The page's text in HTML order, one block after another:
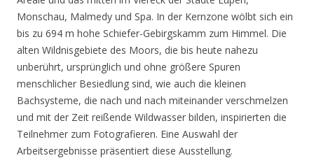
Monschau, Malmedy und Spa. In der Kernzone wölbt sich ein
bis zu 694 m hohe Schiefer-Gebirgskamm zum Himmel. Die
alten Wildnisgebiete des Moors, die bis heute nahezu
unberührt, ursprünglich und ohne größere Spuren
menschlicher Besiedlung sind, wie auch die kleinen
Bachsysteme, die nach und nach miteinander verschmelzen
und mit der Zeit reißende Wildwasser bilden, inspirierten die
Teilnehmer zum Fotografieren. Eine Auswahl der
Arbeitsergebnisse präsentiert diese Ausstellung.